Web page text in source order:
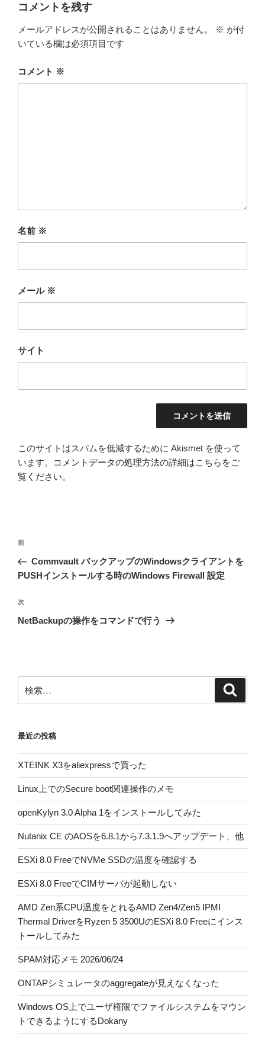
コメントを残す
メールアドレスが公開されることはありません。 ※ が付
いている欄は必須項目です
コメント ※
名前 ※
メール ※
サイト
このサイトはスパムを低減するために Akismet を使って
います。
コメントデータの処理方法の詳細はこちらをご
覧ください。
投
ナ
ゲ
ー
前
の
投
前
Commvault バックアップのWindowsクライアントを
PUSHインストールする時のWindows Firewall 設定
次
の
次
NetBackupの操作をコマンドで行う
索:
最近の投稿
XTEINK X3をaliexpressで買った
Linux上でのSecure boot関連操作のメモ
openKylyn 3.0 Alpha 1をインストールしてみた
Nutanix CE のAOSを6.8.1から7.3.1.9へアップデート、他
ESXi 8.0 FreeでNVMe SSDの温度を確認する
ESXi 8.0 FreeでCIMサーバが起動しない
AMD Zen系CPU温度をとれるAMD Zen4/Zen5 IPMI
Thermal DriverをRyzen 5 3500UのESXi 8.0 Freeにインス
トールしてみた
SPAM対応メモ 2026/06/24
ONTAPシミュレータのaggregateが見えなくなった
Windows OS上でユーザ権限でファイルシステムをマウン
トできるようにするDokany